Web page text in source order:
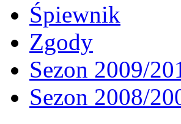
Śpiewnik
Zgody
Sezon 2009/
Sezon 2008/